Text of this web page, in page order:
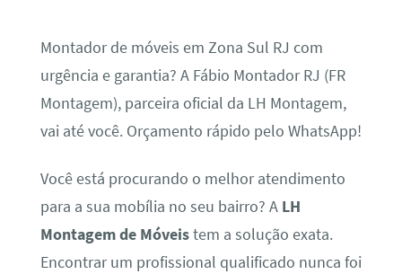
Montador de móveis em Zona Sul RJ com
urgência e garantia? A Fábio Montador RJ (FR
Montagem), parceira oficial da LH Montagem,
vai até você. Orçamento rápido pelo WhatsApp!
Você está procurando o melhor atendimento
para a sua mobília no seu bairro? A LH
Montagem de Móveistem a solução exata.
Encontrar um profissional qualificado nunca foi